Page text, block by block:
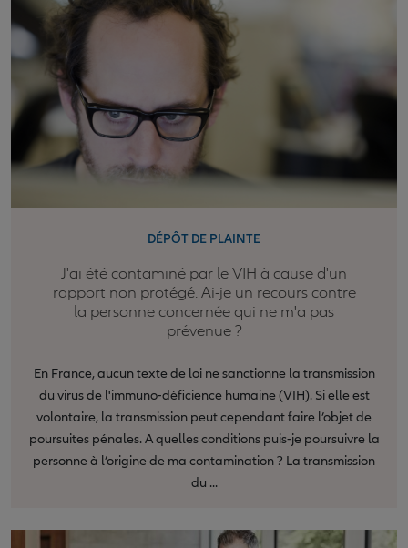
DÉPÔT DE PLAINTE
J'ai été contaminé par le VIH à cause d'un
rapport non protégé. Ai-je un recours contre
la personne concernée qui ne m'a pas
prévenue ?
En France, aucun texte de loi ne sanctionne la transmission
du virus de l'immuno-déficience humaine (VIH). Si elle est
volontaire, la transmission peut cependant faire l’objet de
poursuites pénales. A quelles conditions puis-je poursuivre la
personne à l’origine de ma contamination ? La transmission
du ...